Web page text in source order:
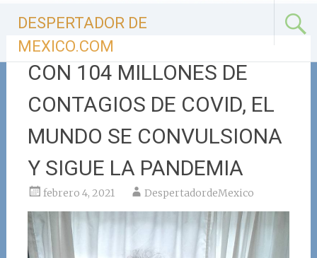
contenido
DESPERTADOR DE
MEXICO.COM
CON 104 MILLONES DE
CONTAGIOS DE COVID, EL
MUNDO SE CONVULSIONA
Y SIGUE LA PANDEMIA
febrero 4, 2021 DespertadordeMexico